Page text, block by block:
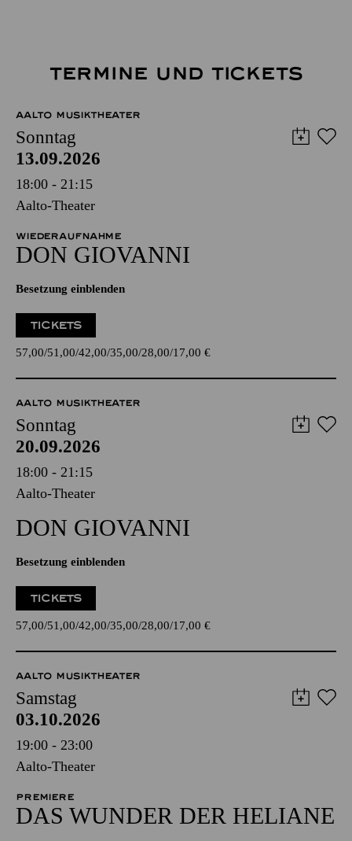
TERMINE UND TICKETS
AALTO MUSIKTHEATER
Sonntag
13.09.2026
18:00 - 21:15
Aalto-Theater
WIEDERAUFNAHME
DON GIO­VANNI
Besetzung einblenden
TICKETS
57,00 51,00 42,00 35,00 28,00 17,00 €
AALTO MUSIKTHEATER
Sonntag
20.09.2026
18:00 - 21:15
Aalto-Theater
DON GIO­VANNI
Besetzung einblenden
TICKETS
57,00 51,00 42,00 35,00 28,00 17,00 €
AALTO MUSIKTHEATER
Samstag
03.10.2026
19:00 - 23:00
Aalto-Theater
PREMIERE
DAS WUNDER DER HELIANE